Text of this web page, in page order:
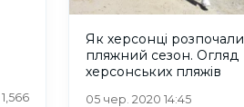
1,566
Як херсонці розпочали
пляжний сезон. Огляд
херсонських пляжів
05 чер. 2020 14:45